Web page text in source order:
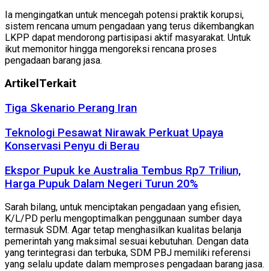
Ia mengingatkan untuk mencegah potensi praktik korupsi,
sistem rencana umum pengadaan yang terus dikembangkan
LKPP dapat mendorong partisipasi aktif masyarakat. Untuk
ikut memonitor hingga mengoreksi rencana proses
pengadaan barang jasa.
Artikel Terkait
Tiga Skenario Perang Iran
Teknologi Pesawat Nirawak Perkuat Upaya
Konservasi Penyu di Berau
Ekspor Pupuk ke Australia Tembus Rp7 Triliun,
Harga Pupuk Dalam Negeri Turun 20%
Sarah bilang, untuk menciptakan pengadaan yang efisien,
K/L/PD perlu mengoptimalkan penggunaan sumber daya
termasuk SDM. Agar tetap menghasilkan kualitas belanja
pemerintah yang maksimal sesuai kebutuhan. Dengan data
yang terintegrasi dan terbuka, SDM PBJ memiliki referensi
yang selalu update dalam memproses pengadaan barang jasa.